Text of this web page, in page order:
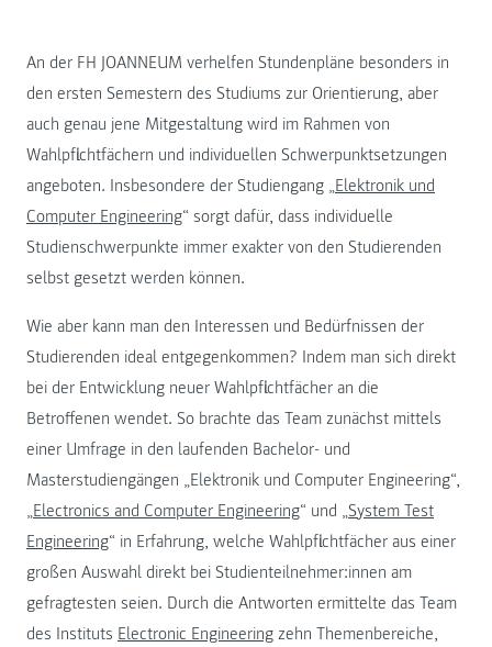
An der FH JOANNEUM verhelfen Stundenpläne besonders in
den ersten Semestern des Studiums zur Orientierung, aber
auch genau jene Mitgestaltung wird im Rahmen von
Wahlpflichtfächern und individuellen Schwerpunktsetzungen
angeboten. Insbesondere der Studiengang „Elektronik und
Computer Engineering“ sorgt dafür, dass individuelle
Studienschwerpunkte immer exakter von den Studierenden
selbst gesetzt werden können.
Wie aber kann man den Interessen und Bedürfnissen der
Studierenden ideal entgegenkommen? Indem man sich direkt
bei der Entwicklung neuer Wahlpflichtfächer an die
Betroffenen wendet. So brachte das Team zunächst mittels
einer Umfrage in den laufenden Bachelor- und
Masterstudiengängen „Elektronik und Computer Engineering“,
„Electronics and Computer Engineering“ und „System Test
Engineering“ in Erfahrung, welche Wahlpflichtfächer aus einer
großen Auswahl direkt bei Studienteilnehmer:innen am
gefragtesten seien. Durch die Antworten ermittelte das Team
des Instituts Electronic Engineering zehn Themenbereiche,